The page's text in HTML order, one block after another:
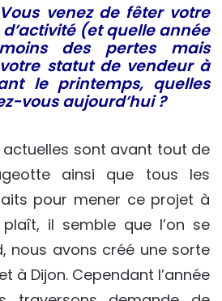
venez de fêter votre
(et quelle année
des pertes mais
statut de vendeur à
le printemps, quelles
vous aujourd’hui ?
sont avant tout de
ainsi que tous les
pour mener ce projet à
il semble que l’on se
nous avons créé une sorte
à Dijon. Cependant l’année